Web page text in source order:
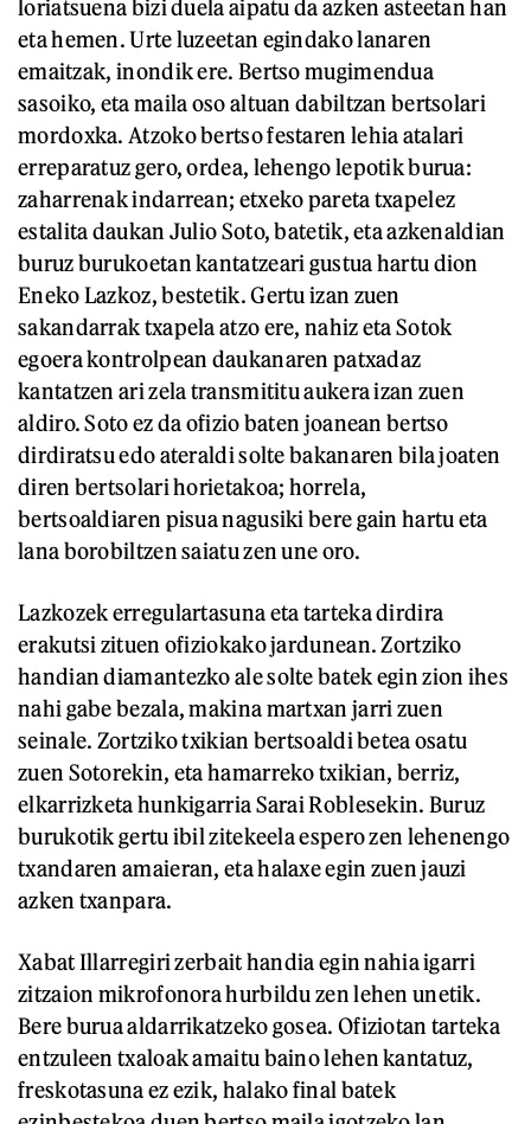
loriatsuena bizi duela aipatu da azken asteetan han
eta hemen. Urte luzeetan egindako lanaren
emaitzak, inondik ere. Bertso mugimendua
sasoiko, eta maila oso altuan dabiltzan bertsolari
mordoxka. Atzoko bertso festaren lehia atalari
erreparatuz gero, ordea, lehengo lepotik burua:
zaharrenak indarrean; etxeko pareta txapelez
estalita daukan Julio Soto, batetik, eta azkenaldian
buruz burukoetan kantatzeari gustua hartu dion
Eneko Lazkoz, bestetik. Gertu izan zuen
sakandarrak txapela atzo ere, nahiz eta Sotok
egoera kontrolpean daukanaren patxadaz
kantatzen ari zela transmititu aukera izan zuen
aldiro. Soto ez da ofizio baten joanean bertso
dirdiratsu edo ateraldi solte bakanaren bila joaten
diren bertsolari horietakoa; horrela,
bertsoaldiaren pisua nagusiki bere gain hartu eta
lana borobiltzen saiatu zen une oro.
Lazkozek erregulartasuna eta tarteka dirdira
erakutsi zituen ofiziokako jardunean. Zortziko
handian diamantezko ale solte batek egin zion ihes
nahi gabe bezala, makina martxan jarri zuen
seinale. Zortziko txikian bertsoaldi betea osatu
zuen Sotorekin, eta hamarreko txikian, berriz,
elkarrizketa hunkigarria Sarai Roblesekin. Buruz
burukotik gertu ibil zitekeela espero zen lehenengo
txandaren amaieran, eta halaxe egin zuen jauzi
azken txanpara.
Xabat Illarregiri zerbait handia egin nahia igarri
zitzaion mikrofonora hurbildu zen lehen unetik.
Bere burua aldarrikatzeko gosea. Ofiziotan tarteka
entzuleen txaloak amaitu baino lehen kantatuz,
freskotasuna ez ezik, halako final batek